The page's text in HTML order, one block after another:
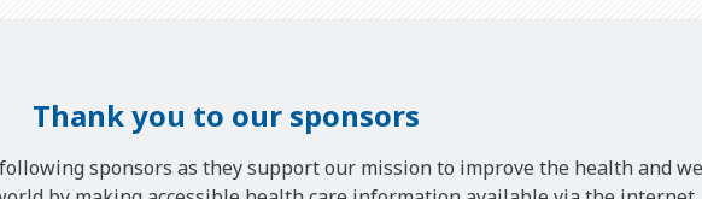
Thank you to our sponsors
sponsors as they support our mission to improve the health and